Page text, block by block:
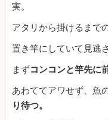
実。
アタリから掛けるまで
置き竿にしていて見逃
まずコンコンと竿先に
あわててアワせず、魚
り待つ。